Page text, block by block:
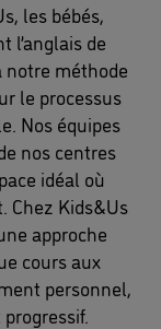
les bébés,
l’anglais de
notre méthode
le processus
Nos équipes
nos centres
idéal où
Chez Kids&Us
approche
cours aux
personnel,